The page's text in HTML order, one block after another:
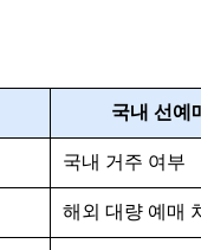
국내 선예
국내 거주 여부
해외 대량 예매